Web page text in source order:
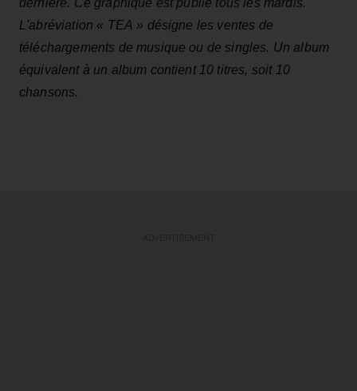
L'abréviation « TEA » désigne les ventes de
téléchargements de musique ou de singles. Un album
équivalent à un album contient 10 titres, soit 10
chansons.